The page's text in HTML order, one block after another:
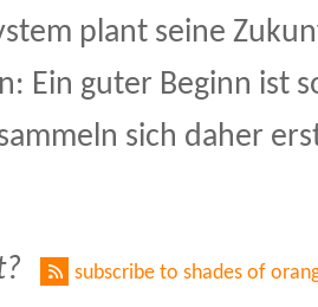
plant seine
Ein guter Beginn ist
sich daher
subscribe to shades of